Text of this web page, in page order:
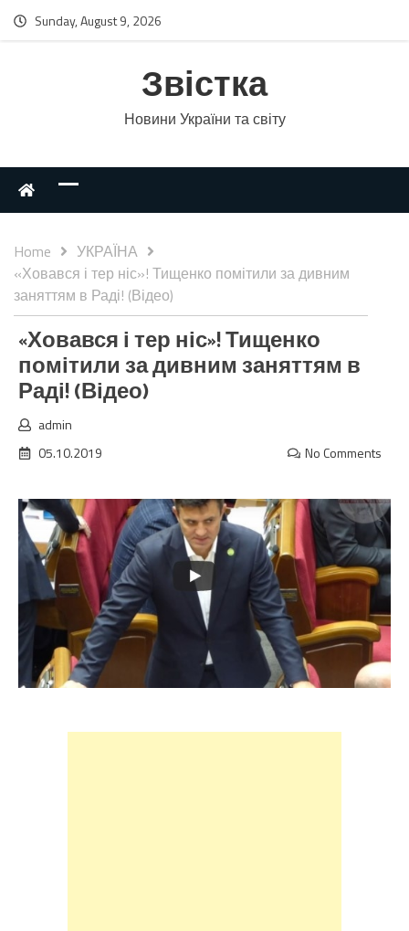
Sunday, August 9, 2026
Звістка
Новини України та світу
Home
УКРАЇНА
«Ховався і тер ніс»! Тищенко помітили за дивним
заняттям в Раді! (Відео)
«Ховався і тер ніс»! Тищенко
помітили за дивним заняттям в
Раді! (Відео)
admin
05.10.2019
No Comments